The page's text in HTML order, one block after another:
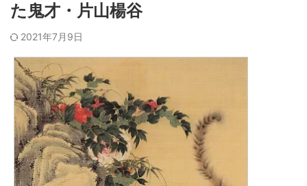
た鬼才・片山楊谷
2021年7月9日